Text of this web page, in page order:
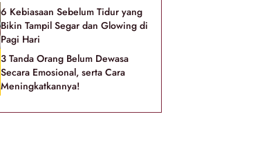
6 Kebiasaan Sebelum Tidur yang
Bikin Tampil Segar dan Glowing di
Pagi Hari
3 Tanda Orang Belum Dewasa
Secara Emosional, serta Cara
Meningkatkannya!